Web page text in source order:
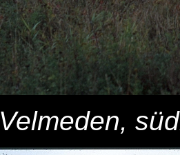
Velmeden,